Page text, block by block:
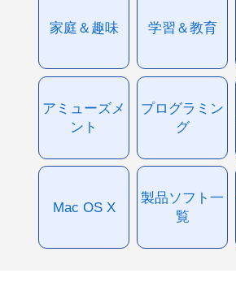
家庭＆趣味 学習＆教育
アミューズメ
ント
プログラミン
グ
Mac OS X
製品ソフト一
覧